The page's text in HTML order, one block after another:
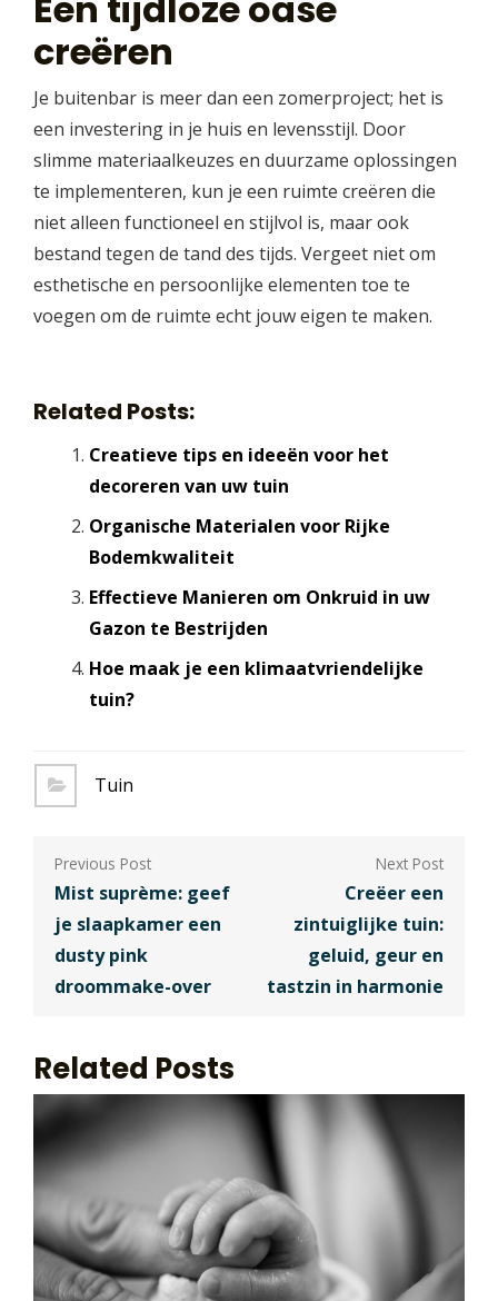
creëren
Je buitenbar is meer dan een zomerproject; het is
een investering in je huis en levensstijl. Door
slimme materiaalkeuzes en duurzame oplossingen
te implementeren, kun je een ruimte creëren die
niet alleen functioneel en stijlvol is, maar ook
bestand tegen de tand des tijds. Vergeet niet om
esthetische en persoonlijke elementen toe te
voegen om de ruimte echt jouw eigen te maken.
Related Posts:
Creatieve tips en ideeën voor het
decoreren van uw tuin
Organische Materialen voor Rijke
Bodemkwaliteit
Effectieve Manieren om Onkruid in uw
Gazon te Bestrijden
Hoe maak je een klimaatvriendelijke
tuin?
Tuin
Berichtnavigatie
Mist suprème: geef
je slaapkamer een
dusty pink
droommake-over
Creëer een
zintuiglijke tuin:
geluid, geur en
tastzin in harmonie
Related Posts